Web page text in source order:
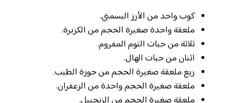
كوب واحد من الأرز البسمتي.
ملعقة واحدة صغيرة الحجم من الكزبرة.
ثلاثة من حبات الثوم المفروم.
اثنان من حبات الهال.
ربع ملعقة صغيرة الحجم من جوزة الطيب.
ملعقة صغيرة الحجم واحدة من الزعفران.